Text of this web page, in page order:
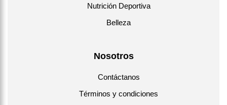
Nutrición Deportiva
Belleza
Nosotros
Contáctanos
Términos y condiciones